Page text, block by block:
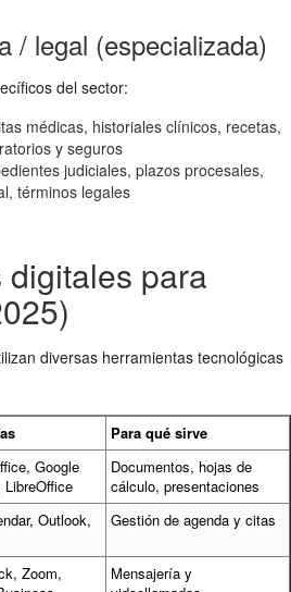
/ legal (especializada)
del sector:
médicas, historiales clínicos, recetas,
y seguros
judiciales, plazos procesales,
términos legales
para
diversas herramientas tecnológicas
Para qué sirve
Google
Documentos, hojas de
cálculo, presentaciones
Outlook,
Gestión de agenda y citas
Zoom,
Mensajería y